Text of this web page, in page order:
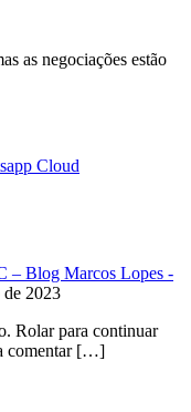
as negociações estão
Cloud
– Blog Marcos Lopes -
de 2023
Rolar para continuar
comentar […]